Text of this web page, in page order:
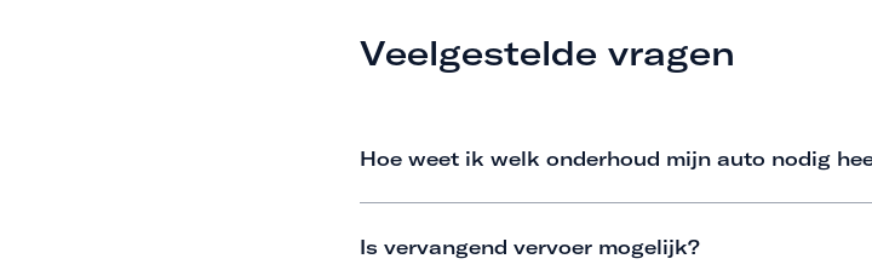
Veelgestelde vragen
Hoe weet ik welk onderhoud mijn auto nodig
Is vervangend vervoer mogelijk?